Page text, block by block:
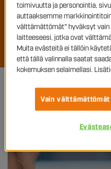
toimivuutta ja personointia,
auttaaksemme
välttämättömät" hyväksyt vain
laitteeseesi, jotka ovat
Muita evästeitä ei tällöin
että tällä valinnalla saatat
kokemuksen selaimellasi.
Vain välttämättömät